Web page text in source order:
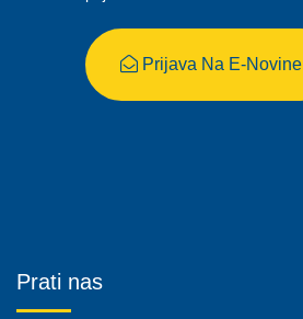
Prijava Na E-Novine
Prati nas